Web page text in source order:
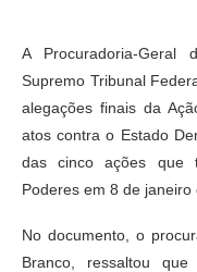
A Procuradoria-Geral
Supremo Tribunal
alegações finais da
atos contra o Estado
das cinco ações que
Poderes em 8 de janeiro
No documento, o
Branco, ressaltou